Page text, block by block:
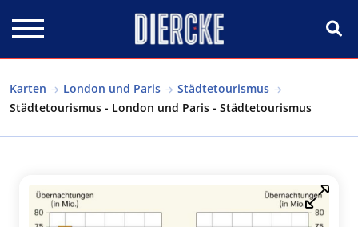
Karten London und Paris
Städtetourismus
Städtetourismus - London und Paris - Städtetourismus